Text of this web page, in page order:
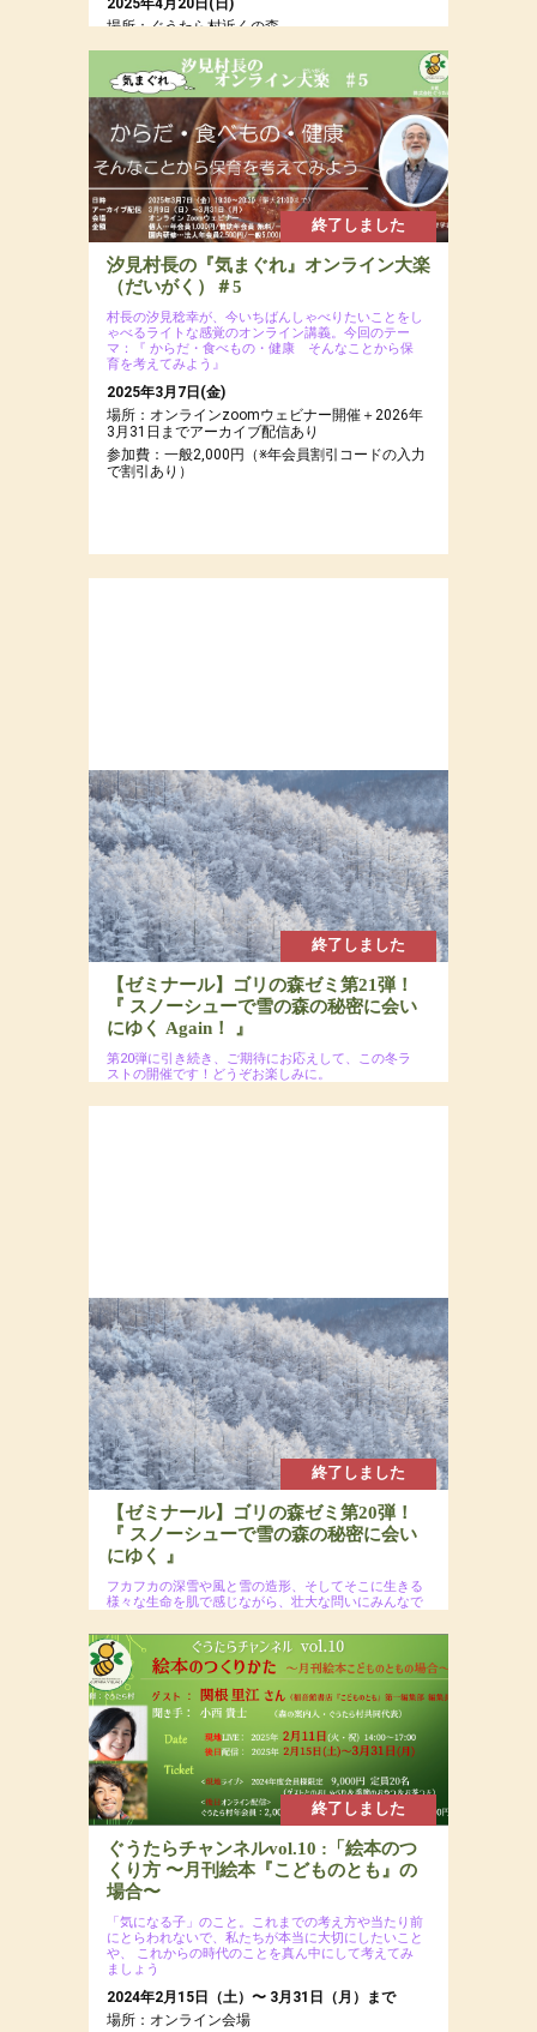
2025年4月20日(日)
場所：ぐうたら村近くの森
参加費：参加費：年会員8,000円（若者応援プロ
ジェクトにつき20代割引あるよ）・一般9,500
円・定員12名
終了しました
汐見村長の『気まぐれ』オンライン大楽
（だいがく）＃5
村長の汐見稔幸が、今いちばんしゃべりたいことをし
ゃべるライトな感覚のオンライン講義。今回のテー
マ：『 からだ・食べもの・健康 そんなことから保
育を考えてみよう』
2025年3月7日(金)
場所：オンラインzoomウェビナー開催＋2026年
3月31日までアーカイブ配信あり
参加費：一般2,000円（※年会員割引コードの入力
で割引あり）
終了しました
【ゼミナール】ゴリの森ゼミ第21弾！
『 スノーシューで雪の森の秘密に会い
にゆく Again！ 』
第20弾に引き続き、ご期待にお応えして、この冬ラ
ストの開催です！どうぞお楽しみに。
2025年3月9日(日)
終了しました
【ゼミナール】ゴリの森ゼミ第20弾！
『 スノーシューで雪の森の秘密に会い
にゆく 』
フカフカの深雪や風と雪の造形、そしてそこに生きる
様々な生命を肌で感じながら、壮大な問いにみんなで
2025年2月16日(日)
場所：
参加費：参加費：15,000円（若者応援プロジェク
トにつき20代割引あるよ）・定員7名
終了しました
ぐうたらチャンネルvol.10 :「絵本のつ
くり方 〜月刊絵本『こどものとも』の
場合〜
「気になる子」のこと。これまでの考え方や当たり前
にとらわれないで、私たちが本当に大切にしたいこと
や、
これからの時代のことを真ん中にして考えてみ
ましょう
2024年2月15日（土）〜 3月31日（月）まで
場所：オンライン会場